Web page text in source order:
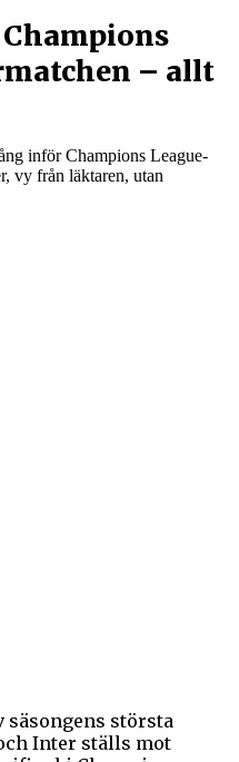
– allt
säsongens största
Inter ställs mot